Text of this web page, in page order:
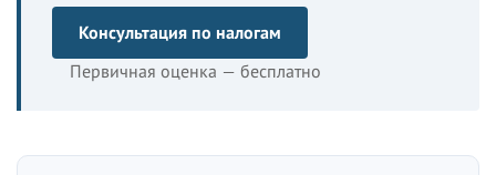
Консультация по налогам
Первичная оценка — бесплатно